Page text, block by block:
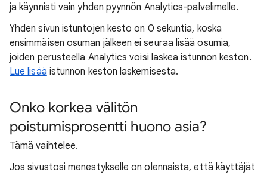
ja käynnisti vain yhden pyynnön Analytics-palvelimelle.
Yhden sivun istuntojen kesto on 0 sekuntia, koska
ensimmäisen osuman jälkeen ei seuraa lisää osumia,
joiden perusteella Analytics voisi laskea istunnon keston.
Lue lisää istunnon keston laskemisesta.
Onko korkea välitön
poistumisprosentti huono asia?
Tämä vaihtelee.
Jos sivustosi menestykselle on olennaista, että käyttäjät